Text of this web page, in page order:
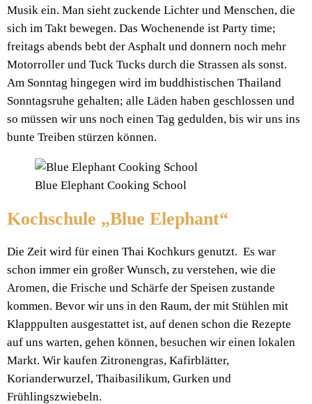
Musik ein. Man sieht zuckende Lichter und Menschen, die
sich im Takt bewegen. Das Wochenende ist Party time;
freitags abends bebt der Asphalt und donnern noch mehr
Motorroller und Tuck Tucks durch die Strassen als sonst.
Am Sonntag hingegen wird im buddhistischen Thailand
Sonntagsruhe gehalten; alle Läden haben geschlossen und
so müssen wir uns noch einen Tag gedulden, bis wir uns ins
bunte Treiben stürzen können.
Blue Elephant Cooking School
Kochschule „Blue Elephant“
Die Zeit wird für einen Thai Kochkurs genutzt. Es war
schon immer ein großer Wunsch, zu verstehen, wie die
Aromen, die Frische und Schärfe der Speisen zustande
kommen. Bevor wir uns in den Raum, der mit Stühlen mit
Klapppulten ausgestattet ist, auf denen schon die Rezepte
auf uns warten, gehen können, besuchen wir einen lokalen
Markt. Wir kaufen Zitronengras, Kafirblätter,
Korianderwurzel, Thaibasilikum, Gurken und
Frühlingszwiebeln.